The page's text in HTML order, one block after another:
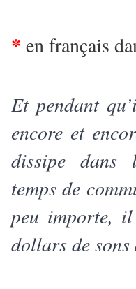
* en français
Et pendant
encore et
dissipe dans
temps de
peu importe,
dollars de sons